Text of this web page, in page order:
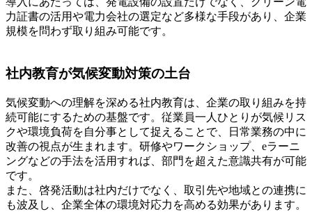
力証書の活用や電力会社の選定など多様な手段があり、企業
規模を問わず取り組み可能です。
社内教育が気候変動対策の土台
気候変動への理解を深める社内教育は、企業の取り組みを持
続可能にするための基盤です。従業員一人ひとりが気候リス
クや環境負荷を自分事として捉えることで、日常業務の中に
改善の視点が生まれます。研修やワークショップ、eラーニ
ングなどの手法を活用すれば、部門を超えた意識共有が可能
です。
また、啓発活動は社内だけでなく、取引先や地域との連携に
も波及し、企業全体の環境対応力を高める効果があります。